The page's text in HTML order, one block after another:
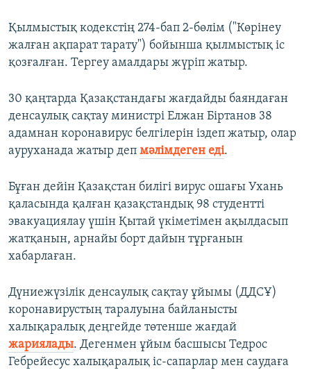
Қылмыстық кодекстің 274-бап 2-бөлім ("Көрінеу
жалған ақпарат тарату") бойынша қылмыстық іс
қозғалған. Тергеу амалдары жүріп жатыр.
30 қаңтарда Қазақстандағы жағдайды баяндаған
денсаулық сақтау министрі Елжан Біртанов 38
адамнан коронавирус белгілерін іздеп жатыр, олар
ауруханада жатыр деп мәлімдеген еді.
Бұған дейін Қазақстан билігі вирус ошағы Ухань
қаласында қалған қазақстандық 98 студентті
эвакуациялау үшін Қытай үкіметімен ақылдасып
жатқанын, арнайы борт дайын тұрғанын
хабарлаған.
Дүниежүзілік денсаулық сақтау ұйымы (ДДСҰ)
коронавирустың таралуына байланысты
халықаралық деңгейде төтенше жағдай
жариялады. Дегенмен ұйым басшысы Тедрос
Гебрейесус халықаралық іс-сапарлар мен саудаға